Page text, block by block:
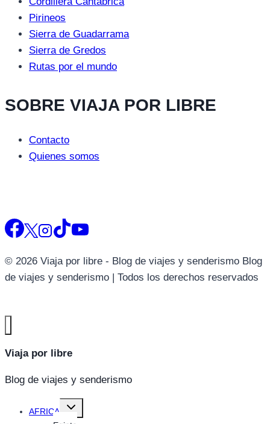
Pirineos
Sierra de Guadarrama
Sierra de Gredos
Rutas por el mundo
SOBRE VIAJA POR LIBRE
Contacto
Quienes somos
© 2026 Viaja por libre - Blog de viajes y senderismo Blog
de viajes y senderismo | Todos los derechos reservados
Viaja por libre
Blog de viajes y senderismo
AFRICA
Alternar
hijo